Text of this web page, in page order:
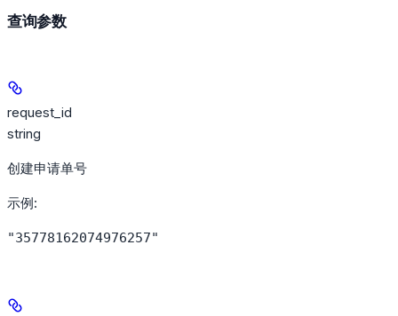
查询参数
request_id
string
创建申请单号
示例:
"35778162074976257"